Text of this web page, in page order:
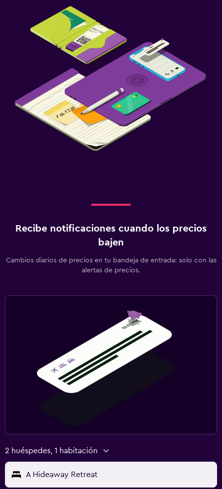
Recibe notificaciones cuando los precios
bajen
Cambios diarios de precios en tu bandeja de entrada: solo con las
alertas de precios.
2 huéspedes, 1 habitación
A Hideaway Retreat